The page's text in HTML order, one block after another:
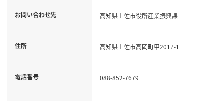
お問い合わせ先 高知県土佐市役所産業振興課
住所 高知県土佐市高岡町甲2017-1
電話番号 088-852-7679